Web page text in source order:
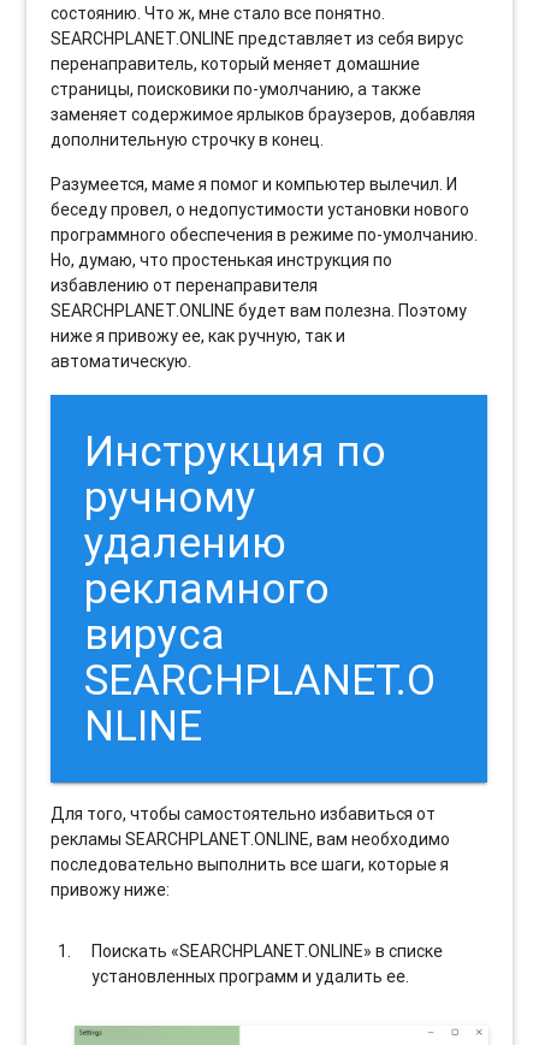
состоянию. Что ж, мне стало все понятно.
SEARCHPLANET.ONLINE представляет из себя вирус
перенаправитель, который меняет домашние
страницы, поисковики по-умолчанию, а также
заменяет содержимое ярлыков браузеров, добавляя
дополнительную строчку в конец.
Разумеется, маме я помог и компьютер вылечил. И
беседу провел, о недопустимости установки нового
программного обеспечения в режиме по-умолчанию.
Но, думаю, что простенькая инструкция по
избавлению от перенаправителя
SEARCHPLANET.ONLINE будет вам полезна. Поэтому
ниже я привожу ее, как ручную, так и
автоматическую.
Инструкция по
ручному
удалению
рекламного
вируса
SEARCHPLANET.O
NLINE
Для того, чтобы самостоятельно избавиться от
рекламы SEARCHPLANET.ONLINE, вам необходимо
последовательно выполнить все шаги, которые я
привожу ниже:
Поискать «SEARCHPLANET.ONLINE» в списке
установленных программ и удалить ее.